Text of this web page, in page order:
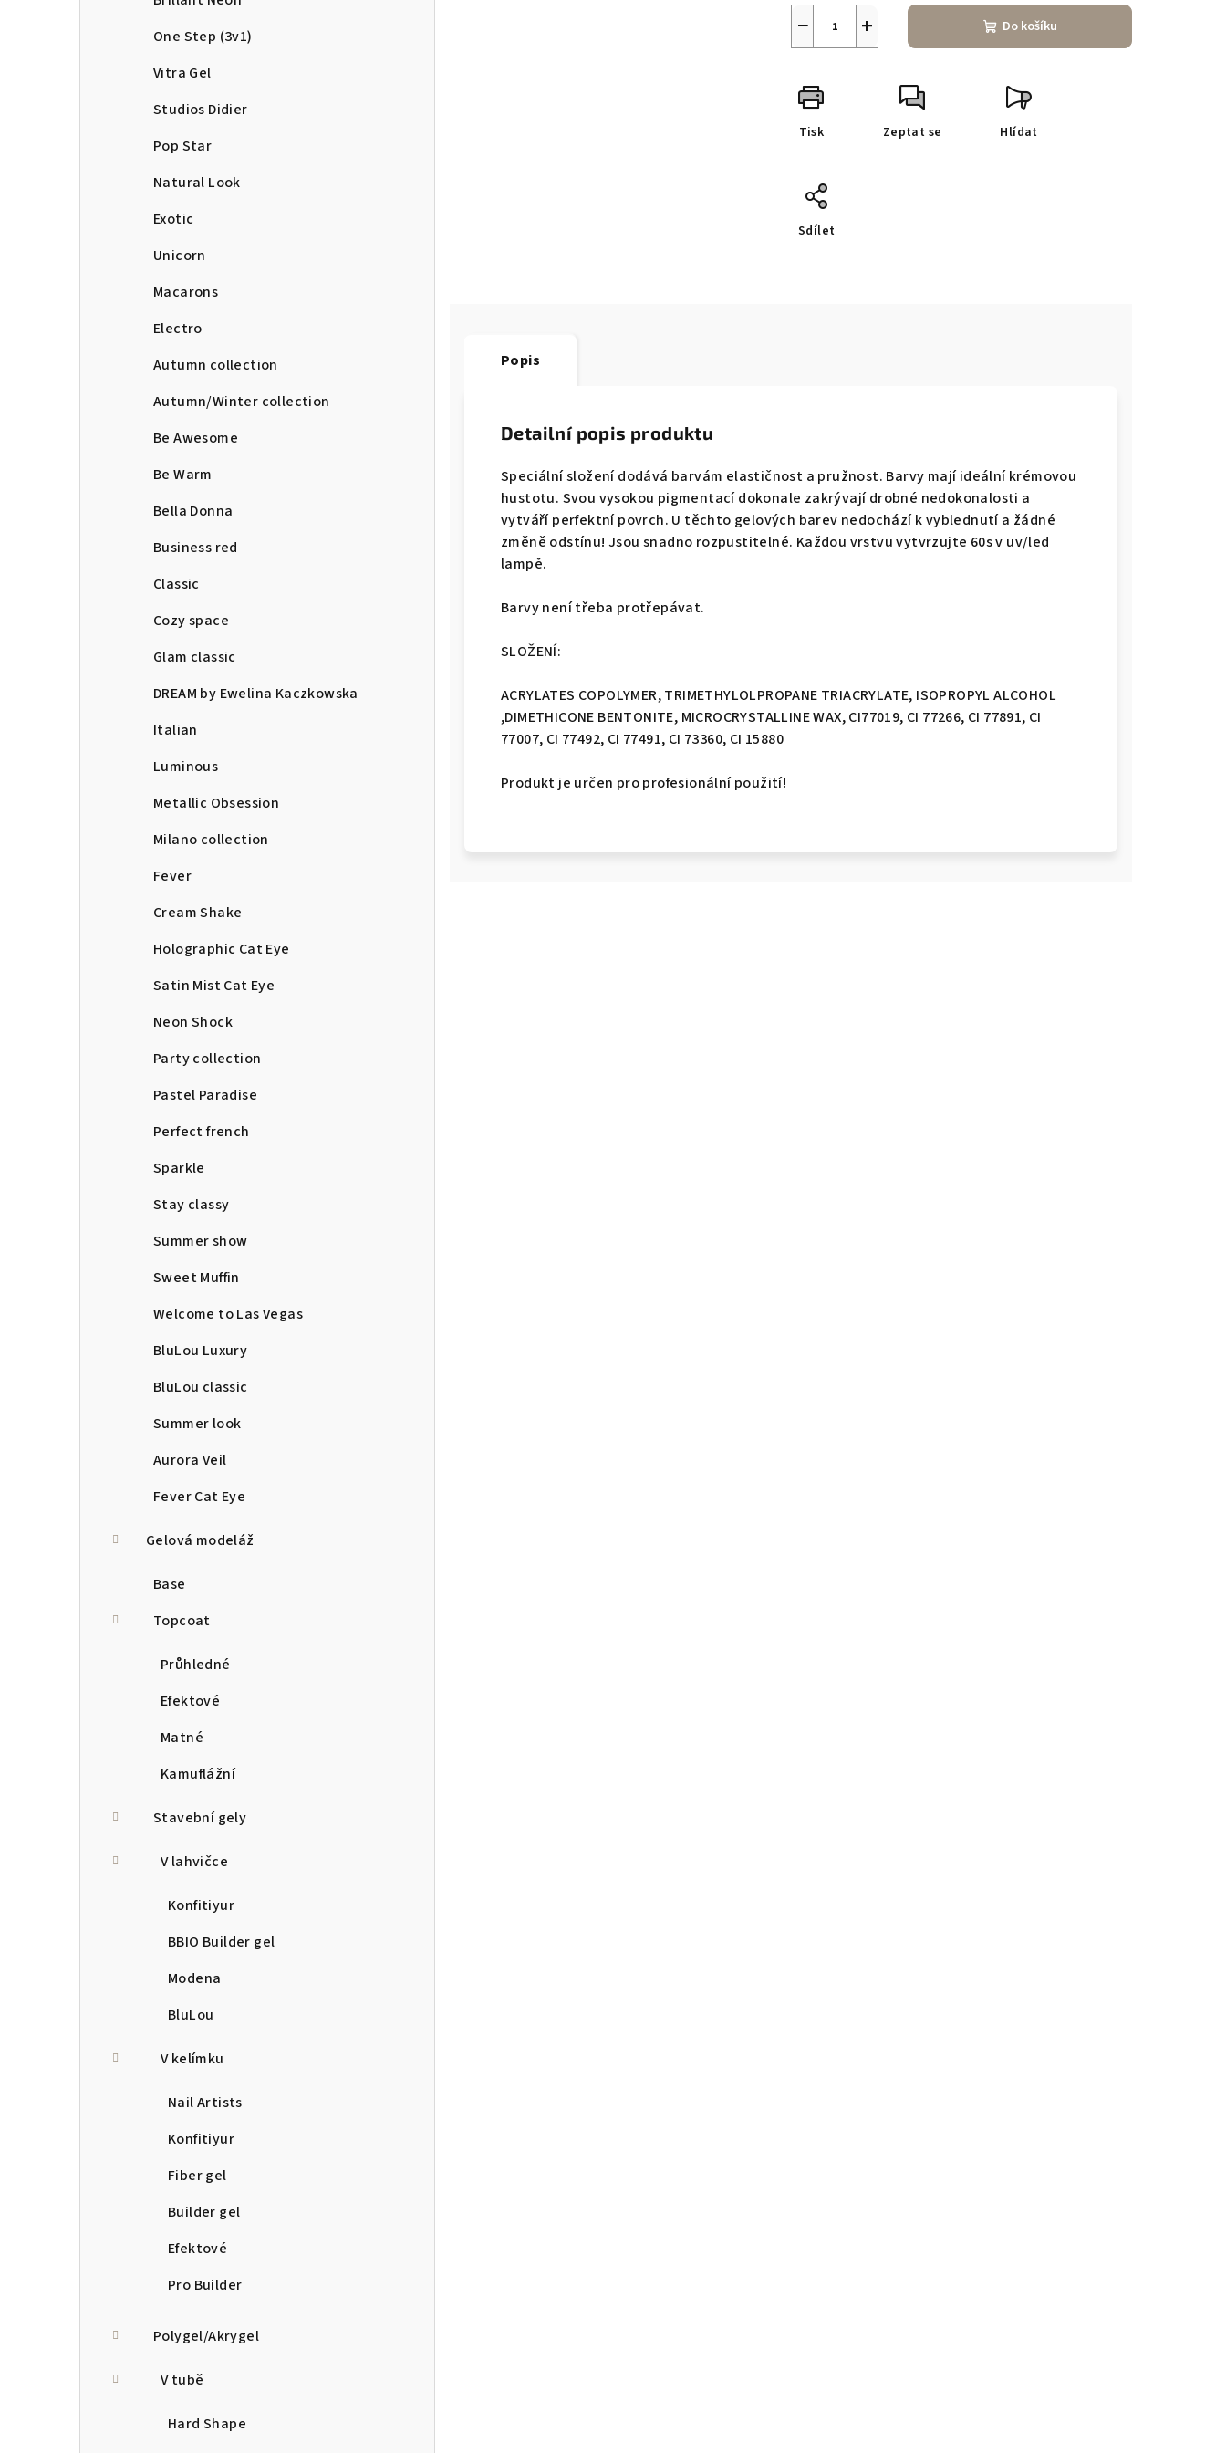
One Step (3v1)
Vitra Gel
Studios Didier
Pop Star
Natural Look
Exotic
Unicorn
Macarons
Electro
Autumn collection
Autumn/Winter collection
Be Awesome
Be Warm
Bella Donna
Business red
Classic
Cozy space
Glam classic
DREAM by Ewelina Kaczkowska
Italian
Luminous
Metallic Obsession
Milano collection
Fever
Cream Shake
Holographic Cat Eye
Satin Mist Cat Eye
Neon Shock
Party collection
Pastel Paradise
Perfect french
Sparkle
Stay classy
Summer show
Sweet Muffin
Welcome to Las Vegas
BluLou Luxury
BluLou classic
Summer look
Aurora Veil
Fever Cat Eye
Gelová modeláž
Base
Topcoat
Průhledné
Efektové
Matné
Kamuflážní
Stavební gely
V lahvičce
Konfitiyur
BBIO Builder gel
Modena
BluLou
V kelímku
Nail Artists
Konfitiyur
Fiber gel
Builder gel
Efektové
Pro Builder
Polygel/Akrygel
V tubě
Hard Shape
+
− Do košíku
Tisk Zeptat se Hlídat
Sdílet
Popis
Detailní popis produktu
Speciální složení dodává barvám elastičnost a pružnost. Barvy mají ideální krémovou
hustotu. Svou vysokou pigmentací dokonale zakrývají drobné nedokonalosti a
vytváří perfektní povrch. U těchto gelových barev nedochází k vyblednutí a žádné
změně odstínu! Jsou snadno rozpustitelné. Každou vrstvu vytvrzujte 60s v uv/led
lampě.
Barvy není třeba protřepávat.
SLOŽENÍ:
ACRYLATES COPOLYMER, TRIMETHYLOLPROPANE TRIACRYLATE, ISOPROPYL ALCOHOL
,DIMETHICONE BENTONITE, MICROCRYSTALLINE WAX, CI77019, CI 77266, CI 77891, CI
77007, CI 77492, CI 77491, CI 73360, CI 15880
Produkt je určen pro profesionální použití!